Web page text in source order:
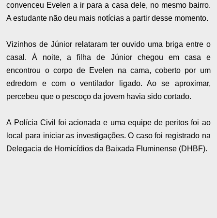
convenceu Evelen a ir para a casa dele, no mesmo bairro.
A estudante não deu mais notícias a partir desse momento.
Vizinhos de Júnior relataram ter ouvido uma briga entre o
casal. À noite, a filha de Júnior chegou em casa e
encontrou o corpo de Evelen na cama, coberto por um
edredom e com o ventilador ligado. Ao se aproximar,
percebeu que o pescoço da jovem havia sido cortado.
A Polícia Civil foi acionada e uma equipe de peritos foi ao
local para iniciar as investigações. O caso foi registrado na
Delegacia de Homicídios da Baixada Fluminense (DHBF).